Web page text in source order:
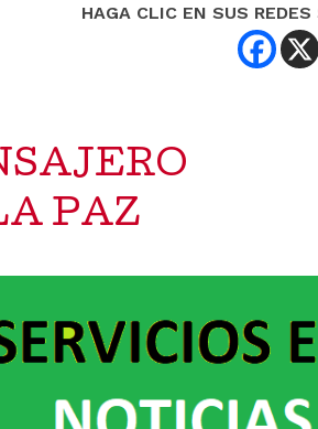
HAGA CLIC EN SUS
PAZ